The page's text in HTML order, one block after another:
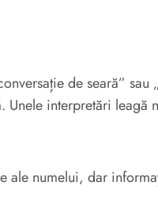
de seară” sau
interpretări leagă
ale numelui, dar